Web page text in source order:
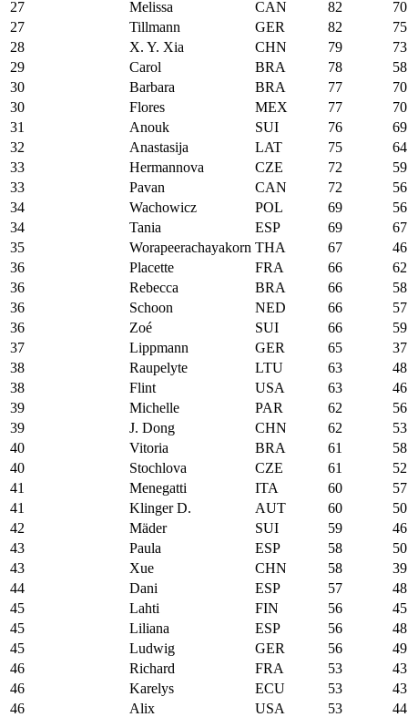
27 Melissa CAN 82
70
27
Tillmann GER 82
75
28
X. Y. Xia CHN 79
73
29
Carol BRA 78
58
30
Barbara BRA 77
70
30
Flores MEX 77
70
31
Anouk SUI 76
69
32
Anastasija LAT 75
64
33
Hermannova CZE 72
59
33
Pavan CAN 72
56
34
Wachowicz POL 69
56
34
Tania ESP 69
67
35
Worapeerachayakorn THA 67
46
36
Placette FRA 66
62
36
Rebecca BRA 66
58
36
Schoon NED 66
57
36
Zoé SUI 66
59
37
Lippmann GER 65
37
38
Raupelyte LTU 63
48
38
Flint USA 63
46
39
Michelle PAR 62
56
39
J. Dong CHN 62
53
40
Vitoria BRA 61
58
40
Stochlova CZE 61
52
41
Menegatti ITA 60
57
41
Klinger D. AUT 60
50
42
Mäder SUI 59
46
43
Paula ESP 58
50
43
Xue CHN 58
39
44
Dani ESP 57
48
45
Lahti FIN 56
45
45
Liliana ESP 56
48
45
Ludwig GER 56
49
46
Richard FRA 53
43
46
Karelys ECU 53
43
46
Alix USA 53
44